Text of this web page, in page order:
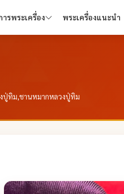
ารพระเครื่อง พระเครื่องแนะนำ
ปู่ทิม,ชานหมากหลวงปู่ทิม